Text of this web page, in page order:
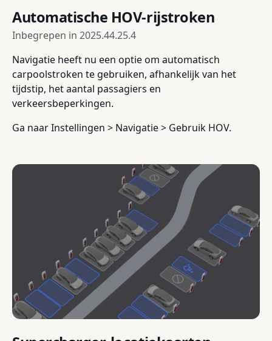
Automatische HOV-rijstroken
Inbegrepen in 2025.44.25.4
Navigatie heeft nu een optie om automatisch
carpoolstroken te gebruiken, afhankelijk van het
tijdstip, het aantal passagiers en
verkeersbeperkingen.
Ga naar Instellingen > Navigatie > Gebruik HOV.